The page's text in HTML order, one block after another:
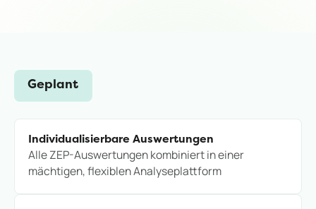
Geplant
Individualisierbare Auswertungen
Alle ZEP-Auswertungen kombiniert in einer
mächtigen, flexiblen Analyseplattform